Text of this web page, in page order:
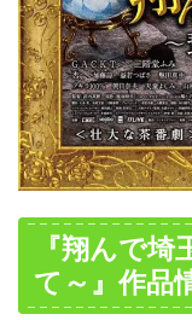
『翔んで
て～』作品